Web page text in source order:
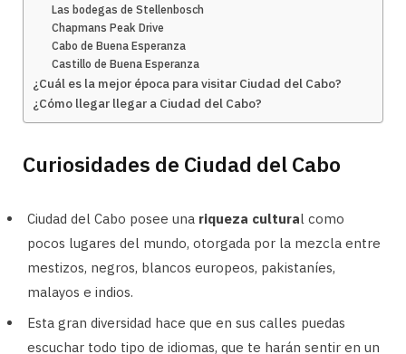
Las bodegas de Stellenbosch
Chapmans Peak Drive
Cabo de Buena Esperanza
Castillo de Buena Esperanza
¿Cuál es la mejor época para visitar Ciudad del Cabo?
¿Cómo llegar llegar a Ciudad del Cabo?
Curiosidades de Ciudad del Cabo
Ciudad del Cabo posee una riqueza cultural como
pocos lugares del mundo, otorgada por la mezcla entre
mestizos, negros, blancos europeos, pakistaníes,
malayos e indios.
Esta gran diversidad hace que en sus calles puedas
escuchar todo tipo de idiomas, que te harán sentir en un